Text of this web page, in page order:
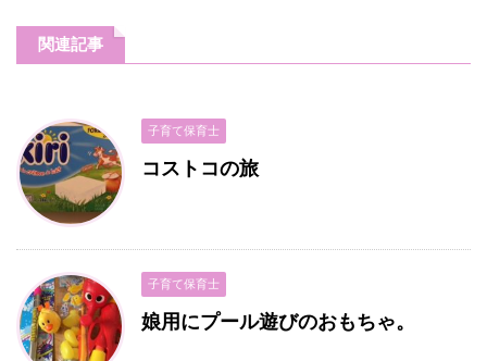
関連記事
子育て保育士
コストコの旅
子育て保育士
娘用にプール遊びのおもちゃ。